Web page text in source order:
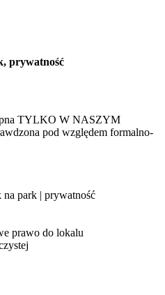
prywatność
TYLKO W NASZYM
pod względem formalno-
park | prywatność
prawo do lokalu